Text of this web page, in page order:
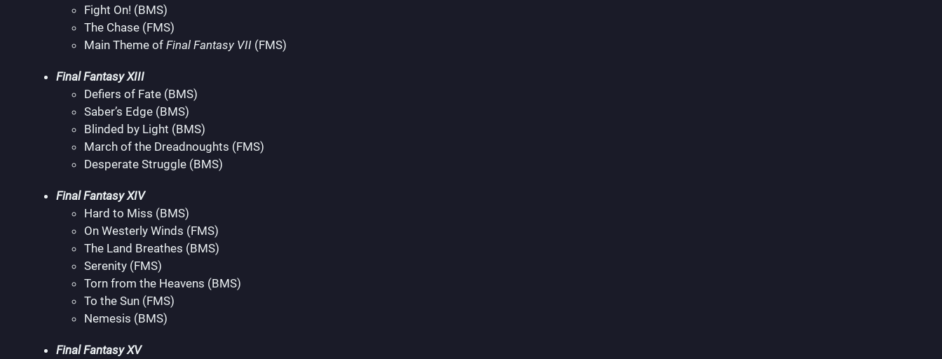
Fight On! (BMS)
The Chase (FMS)
Main Theme of Final Fantasy VII (FMS)
Final Fantasy XIII
Defiers of Fate (BMS)
Saber’s Edge (BMS)
Blinded by Light (BMS)
March of the Dreadnoughts (FMS)
Desperate Struggle (BMS)
Final Fantasy XIV
Hard to Miss (BMS)
On Westerly Winds (FMS)
The Land Breathes (BMS)
Serenity (FMS)
Torn from the Heavens (BMS)
To the Sun (FMS)
Nemesis (BMS)
Final Fantasy XV